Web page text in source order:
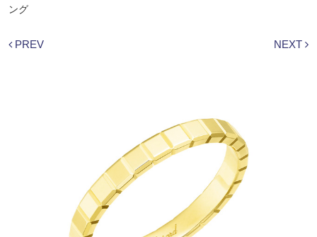
ング
PREV NEXT